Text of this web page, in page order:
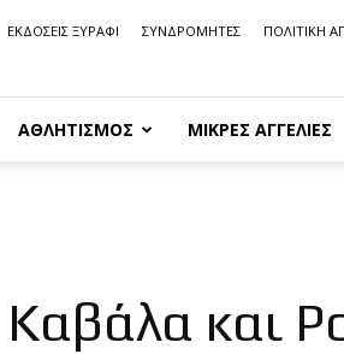
ΕΚΔΟΣΕΙΣ ΞΥΡΑΦΙ ΣΥΝΔΡΟΜΗΤΕΣ ΠΟΛΙΤΙΚΗ
ΑΘΛΗΤΙΣΜΟΣ ΜΙΚΡΈΣ ΑΓΓΕΛΊΕΣ
και